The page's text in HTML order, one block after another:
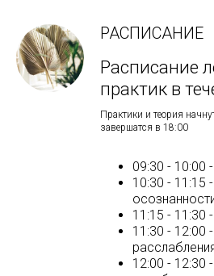
РАСПИСАНИЕ
Расписание
практик в
Практики и теория
завершатся в 18:00
09:30 - 10:00
10:30 - 11:15
11:15 - 11:30
11:30 - 12:00
12:00 - 12:30